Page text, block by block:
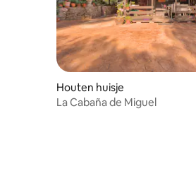
Houten huisje
La Cabaña de Miguel